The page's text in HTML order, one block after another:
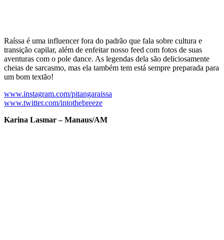
Raíssa é uma influencer fora do padrão que fala sobre cultura e
transição capilar, além de enfeitar nosso feed com fotos de suas
aventuras com o pole dance. As legendas dela são deliciosamente
cheias de sarcasmo, mas ela também tem está sempre preparada para
um bom textão!
www.instagram.com/pitangaraissa
www.twitter.com/intothebreeze
Karina Lasmar – Manaus/AM